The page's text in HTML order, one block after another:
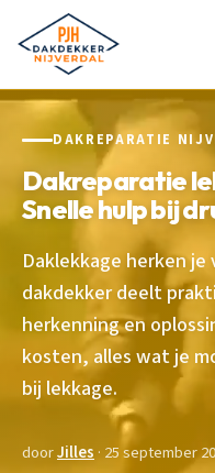
DAKREPARATIE
Dakreparatie
Snelle hulp bij
Daklekkage herken
dakdekker deelt
herkenning en
kosten, alles wat je
bij lekkage.
doorJilles · 25 september